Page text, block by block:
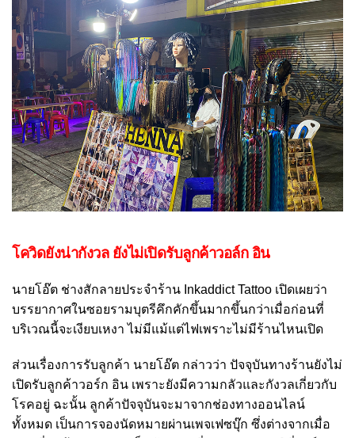
โควิดยังน่ากังวล ยังไม่เปิดรับลูกค้าวอล์ก อิน
นายโอ๊ต ช่างสักลายประจำร้าน Inkaddict Tattoo เปิดเผยว่า
บรรยากาศในซอยรามบุตรีคึกคักขึ้นมากขึ้นกว่าเมื่อก่อนที่
บริเวณนี้จะเงียบเหงา ไม่มีแม้แต่ไฟเพราะไม่มีร้านไหนเปิด
ส่วนเรื่องการรับลูกค้า นายโอ๊ต กล่าวว่า ปัจจุบันทางร้านยังไม่
เปิดรับลูกค้าวอร์ก อิน เพราะยังมีความกลัวและกังวลเกี่ยวกับ
โรคอยู่ ฉะนั้น ลูกค้าปัจจุบันจะมาจากช่องทางออนไลน์
ทั้งหมด เป็นการจองนัดหมายผ่านเพจเฟซบุ๊ก ซึ่งต่างจากเมื่อ